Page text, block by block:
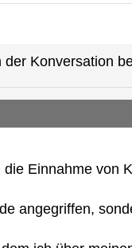
der Konversation
Einnahme von
angegriffen,